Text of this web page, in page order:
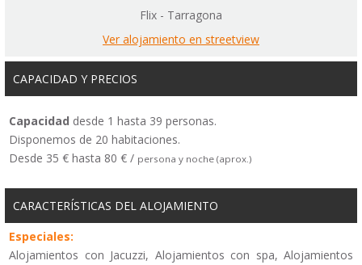
Flix - Tarragona
Ver alojamiento en streetview
CAPACIDAD Y PRECIOS
Capacidad desde 1 hasta 39 personas.
Disponemos de 20 habitaciones.
Desde 35 € hasta 80 € / persona y noche (aprox.)
CARACTERÍSTICAS DEL ALOJAMIENTO
Especiales:
Alojamientos con Jacuzzi, Alojamientos con spa, Alojamientos